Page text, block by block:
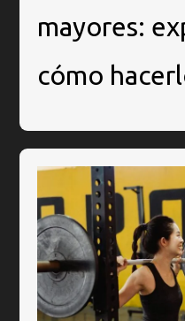
mayores:
cómo